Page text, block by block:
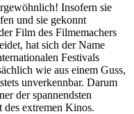
Insofern sie
und sie gekonnt
Film des Filmemachers
hat sich der Name
Festivals
wie aus einem Guss,
unverkennbar. Darum
der spannendsten
des extremen Kinos.